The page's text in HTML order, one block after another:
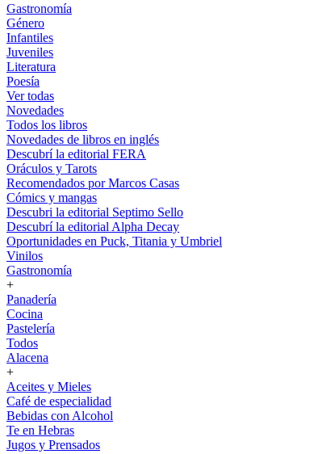
Gastronomía
Género
Infantiles
Juveniles
Literatura
Poesía
Ver todas
Novedades
Todos los libros
Novedades de libros en inglés
Descubrí la editorial FERA
Oráculos y Tarots
Recomendados por Marcos Casas
Cómics y mangas
Descubri la editorial Septimo Sello
Descubrí la editorial Alpha Decay
Oportunidades en Puck, Titania y Umbriel
Vinilos
Gastronomía
+
Panadería
Cocina
Pastelería
Todos
Alacena
+
Aceites y Mieles
Café de especialidad
Bebidas con Alcohol
Te en Hebras
Jugos y Prensados